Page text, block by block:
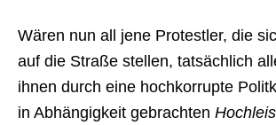
Wären nun all jene Protestler, die
auf die Straße stellen, tatsächlich
ihnen durch eine hochkorrupte
in Abhängigkeit gebrachten